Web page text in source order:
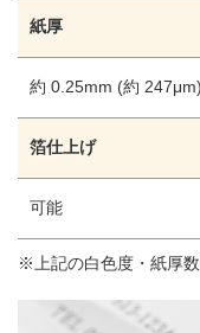
紙厚
約 0.25mm (約 247μm)
箔仕上げ
可能
※上記の白色度・紙厚